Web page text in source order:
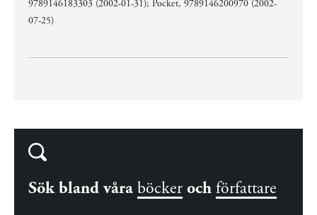
9789146183303 (2002-01-31); Pocket, 9789146200970 (2002-
07-25)
Sök bland våra böcker och författare